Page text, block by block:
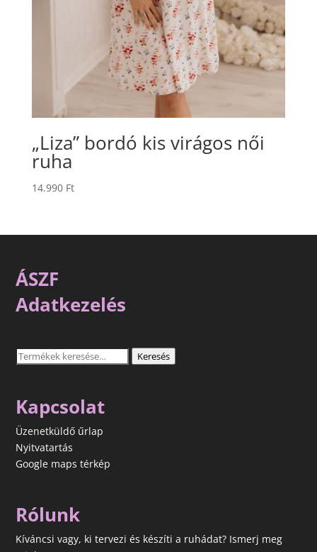
„Liza” bordó kis virágos női
ruha
14.990 Ft
ÁSZF
Adatkezelés
Keresés
Keresés
Kapcsolat
Üzenetküldő űrlap
Nyitvatartás
Google maps térkép
Rólunk
Kíváncsi vagy, ki tervezi és készíti a ruhádat? Ismerj meg